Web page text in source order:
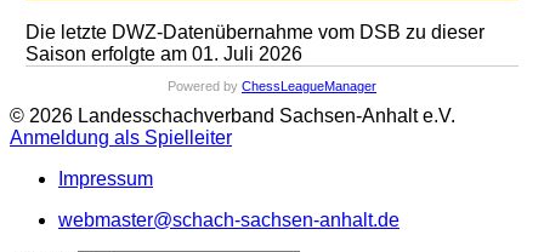
Die letzte DWZ-Datenübernahme vom DSB zu dieser
Saison erfolgte am 01. Juli 2026
Powered by ChessLeagueManager
© 2026 Landesschachverband Sachsen-Anhalt e.V.
Anmeldung als Spielleiter
Impressum
webmaster@schach-sachsen-anhalt.de